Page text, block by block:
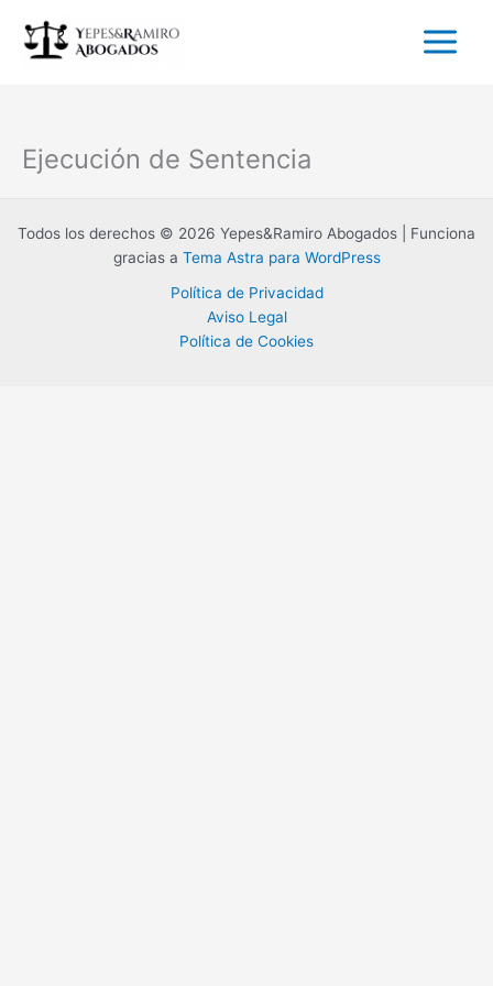
contenido
Ejecución de Sentencia
Todos los derechos © 2026 Yepes&Ramiro Abogados | Funciona
gracias a Tema Astra para WordPress
Política de Privacidad
Aviso Legal
Política de Cookies